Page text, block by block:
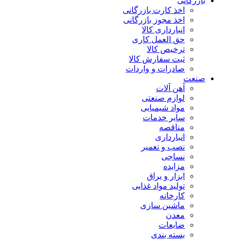
اخذ کارت بازرگانی
اخذ مجوز بازرگانی
انبارداری کالا
حق العمل کاری
ترخیص کالا
ثبت سفارش کالا
صادرات و واردات
صنعت
آهن آلات
لوازم صنعتی
مواد شیمیایی
سایر خدمات
مناقصه
انبارداری
نصب و تعمیر
نساجی
مزایده
ابزار و یراق
تولید مواد غذایی
کارخانه
ماشین سازی
معدن
ضایعات
بسته بندی